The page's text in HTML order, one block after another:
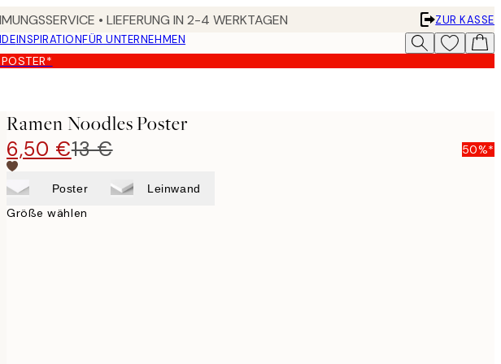
• LIEFERUNG IN 2-4 WERKTAGEN
ZUR KASSE
INSPIRATIONFÜR UNTERNEHMEN
Ramen Noodles Poster
6,50 €13 € 50%*
Poster Leinwand
Größe wählen